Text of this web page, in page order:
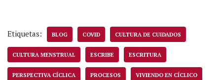
Etiquetas: BLOG COVID CULTURA DE CUIDADOS
CULTURA MENSTRUAL ESCRIBE ESCRITURA
PERSPECTIVA CÍCLICA PROCESOS VIVIENDO EN CÍCLICO